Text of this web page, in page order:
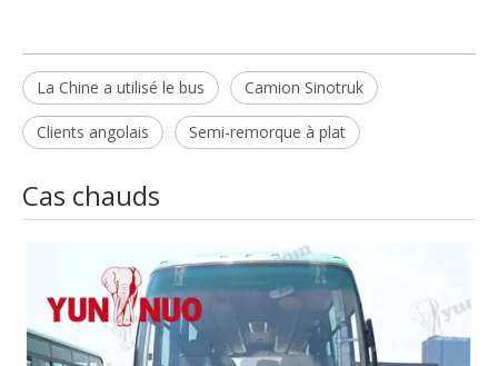
La Chine a utilisé le bus Camion Sinotruk
Clients angolais Semi-remorque à plat
Cas chauds